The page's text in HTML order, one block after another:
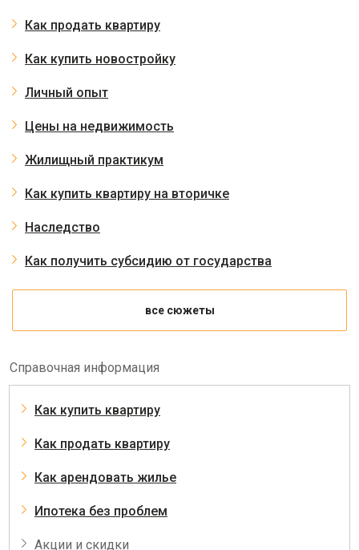
Как продать квартиру
Как купить новостройку
Личный опыт
Цены на недвижимость
Жилищный практикум
Как купить квартиру на вторичке
Наследство
Как получить субсидию от государства
все сюжеты
Справочная информация
Как купить квартиру
Как продать квартиру
Как арендовать жилье
Ипотека без проблем
Акции и скидки